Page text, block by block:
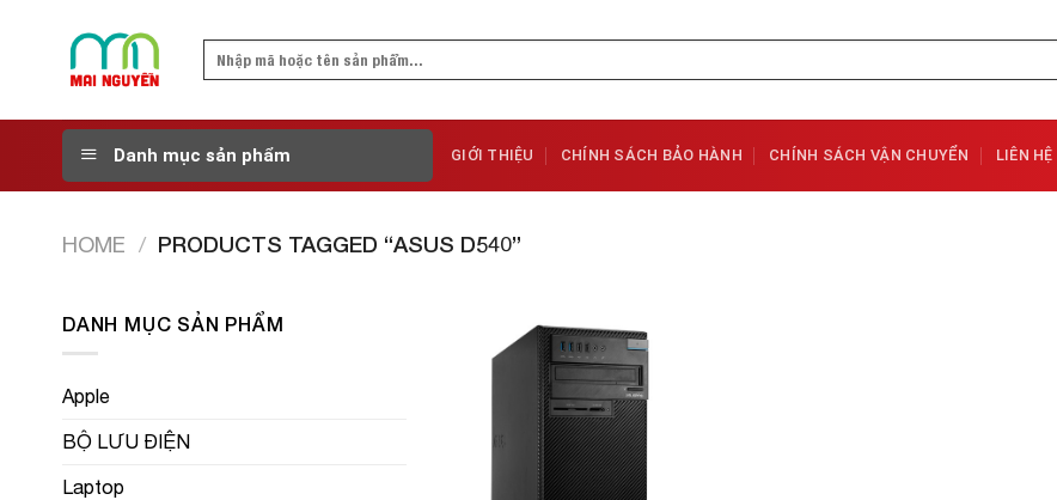
Search
Danh mục sản phẩm GIỚI THIỆU CHÍNH SÁCH BẢO HÀNH CHÍNH SÁCH VẬN CHUYỂN LIÊN HỆ
HOME / PRODUCTS TAGGED “ASUS D540”
DANH MỤC SẢN PHẨM
Apple
BỘ LƯU ĐIỆN
Laptop
Wishlist